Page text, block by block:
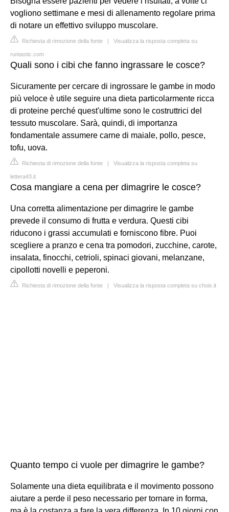
vogliono settimane e mesi di allenamento regolare prima
di notare un effettivo sviluppo muscolare.
Richiesta di rimozione della fonte | Visualizza la risposta completa su
runtastic.com
Quali sono i cibi che fanno ingrassare le cosce?
Sicuramente per cercare di ingrossare le gambe in modo
più veloce è utile seguire una dieta particolarmente ricca
di proteine perché quest'ultime sono le costruttrici del
tessuto muscolare. Sarà, quindi, di importanza
fondamentale assumere carne di maiale, pollo, pesce,
tofu, uova.
Richiesta di rimozione della fonte | Visualizza la risposta completa su
lettera43.it
Cosa mangiare a cena per dimagrire le cosce?
Una corretta alimentazione per dimagrire le gambe
prevede il consumo di frutta e verdura. Questi cibi
riducono i grassi accumulati e forniscono fibre. Puoi
scegliere a pranzo e cena tra pomodori, zucchine, carote,
insalata, finocchi, cetrioli, spinaci giovani, melanzane,
cipollotti novelli e peperoni.
Richiesta di rimozione della fonte | Visualizza la risposta completa su choix.it
Quanto tempo ci vuole per dimagrire le gambe?
Solamente una dieta equilibrata e il movimento possono
aiutare a perde il peso necessario per tornare in forma,